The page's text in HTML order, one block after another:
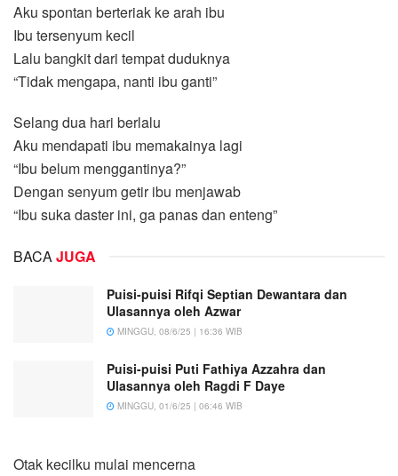
Aku spontan berteriak ke arah ibu
Ibu tersenyum kecil
Lalu bangkit dari tempat duduknya
“Tidak mengapa, nanti ibu ganti”
Selang dua hari berlalu
Aku mendapati ibu memakainya lagi
“Ibu belum menggantinya?”
Dengan senyum getir ibu menjawab
“Ibu suka daster ini, ga panas dan enteng”
BACA JUGA
Puisi-puisi Rifqi Septian Dewantara dan
Ulasannya oleh Azwar
MINGGU, 08/6/25 | 16:36 WIB
Puisi-puisi Puti Fathiya Azzahra dan
Ulasannya oleh Ragdi F Daye
MINGGU, 01/6/25 | 06:46 WIB
Otak kecilku mulai mencerna